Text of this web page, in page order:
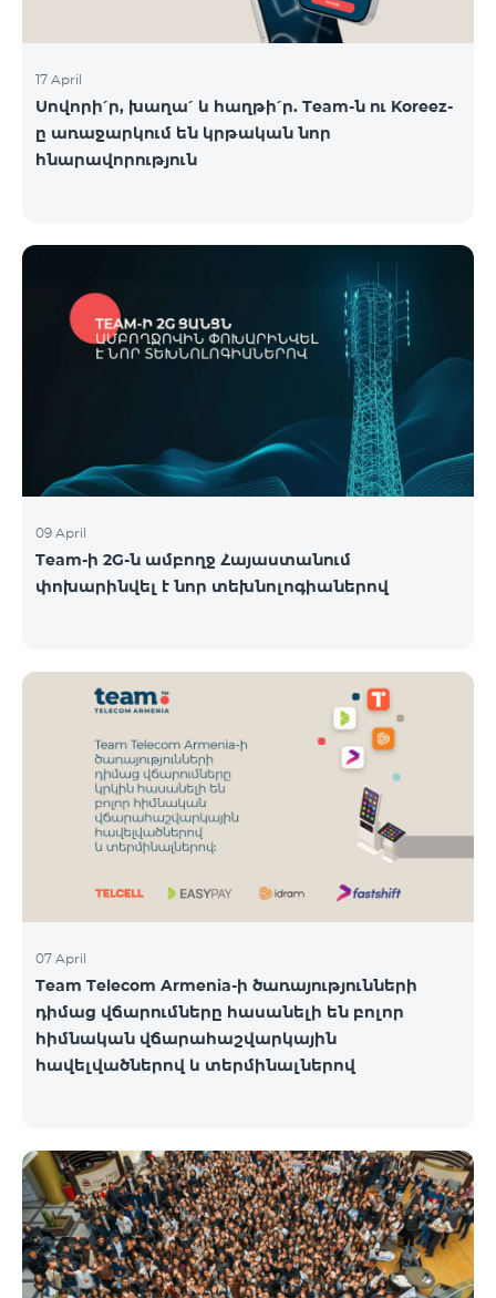
17 April
Սովորի՛ր, խաղա՛ և հաղթի՛ր. Team-ն ու Koreez-
ը առաջարկում են կրթական նոր
հնարավորություն
09 April
Team-ի 2G-ն ամբողջ Հայաստանում
փոխարինվել է նոր տեխնոլոգիաներով
07 April
Team Telecom Armenia-ի ծառայությունների
դիմաց վճարումները հասանելի են բոլոր
հիմնական վճարահաշվարկային
հավելվածներով և տերմինալներով